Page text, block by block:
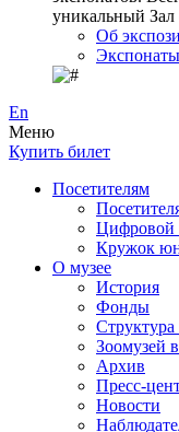
уникальный Зал
Об
Экспонаты
En
Меню
Купить билет
Посетителям
Цифровой
Кружок
О музее
История
Фонды
Структура
Зоомузей
Архив
Пресс-
Новости